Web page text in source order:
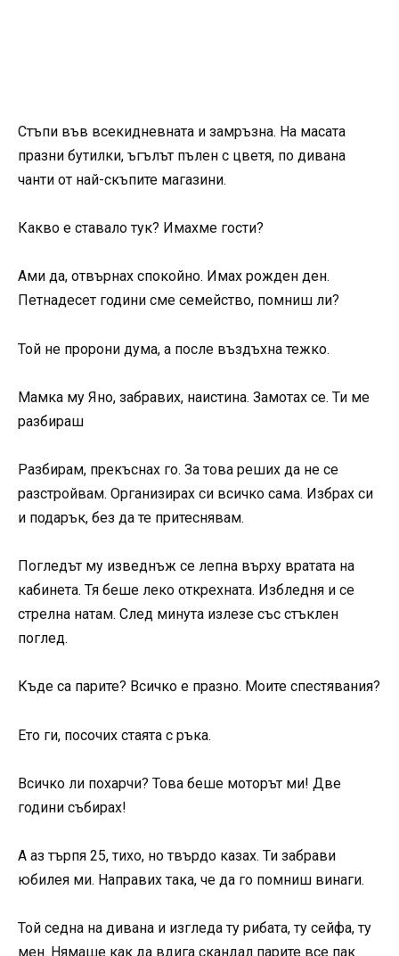
Стъпи във всекидневната и замръзна. На масата
празни бутилки, ъгълът пълен с цветя, по дивана
чанти от най-скъпите магазини.
Какво е ставало тук? Имахме гости?
Ами да, отвърнах спокойно. Имах рожден ден.
Петнадесет години сме семейство, помниш ли?
Той не пророни дума, а после въздъхна тежко.
Мамка му Яно, забравих, наистина. Замотах се. Ти ме
разбираш
Разбирам, прекъснах го. За това реших да не се
разстройвам. Организирах си всичко сама. Избрах си
и подарък, без да те притеснявам.
Погледът му изведнъж се лепна върху вратата на
кабинета. Тя беше леко открехната. Избледня и се
стрелна натам. След минута излезе със стъклен
поглед.
Къде са парите? Всичко е празно. Моите спестявания?
Ето ги, посочих стаята с ръка.
Всичко ли похарчи? Това беше моторът ми! Две
години събирах!
А аз търпя 25, тихо, но твърдо казах. Ти забрави
юбилея ми. Направих така, че да го помниш винаги.
Той седна на дивана и изгледа ту рибата, ту сейфа, ту
мен. Нямаше как да вдига скандал парите все пак